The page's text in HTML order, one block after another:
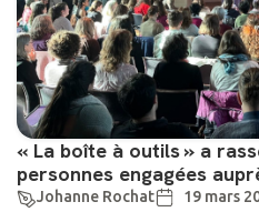
« La boîte à outils » a
personnes engagées
Johanne Rochat 19 mars